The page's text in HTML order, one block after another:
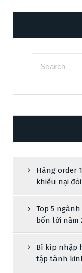
Hàng order
khiếu nại
Top 5
bốn lời năm
Bí kíp nhập
tập tành